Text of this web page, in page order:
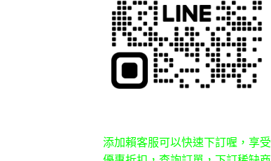
添加賴客服可以快速下訂喔，享受